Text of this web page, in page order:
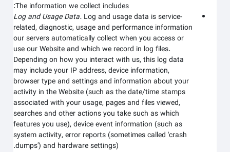
The information we collect includes:
Log and Usage Data.Log and usage data is service-
related, diagnostic, usage and performance information
our servers automatically collect when you access or
use ourWebsiteand which we record in log files.
Depending on how you interact with us, this log data
may include your IP address, device information,
browser type and settings and information about your
activity in theWebsite(such as the date/time stamps
associated with your usage, pages and files viewed,
searches and other actions you take such as which
features you use), device event information (such as
system activity, error reports (sometimes called 'crash
dumps') and hardware settings).